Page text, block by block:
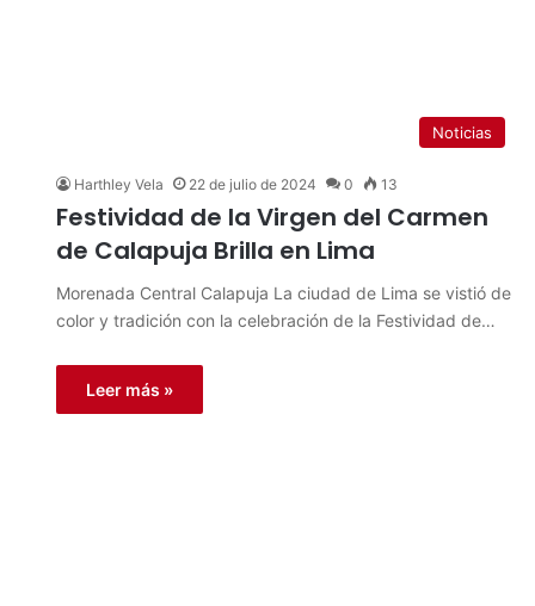
Noticias
Harthley Vela 22 de julio de 2024 0 13
Festividad de la Virgen del Carmen
de Calapuja Brilla en Lima
Morenada Central Calapuja La ciudad de Lima se vistió de
color y tradición con la celebración de la Festividad de…
Leer más »